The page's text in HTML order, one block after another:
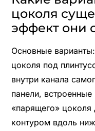
цоколя
эффект они
Основные
цоколя под
внутри канала
панели,
«парящего» цоколя
контуром вдоль